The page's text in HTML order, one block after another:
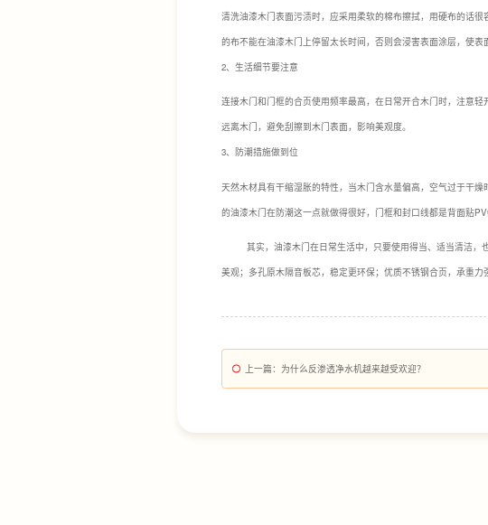
清洗油漆木门表面污渍时，应采用柔软的棉布擦拭，用硬布的话
的布不能在油漆木门上停留太长时间，否则会浸害表面涂层，使表
2、生活细节要注意
连接木门和门框的合页使用频率最高，在日常开合木门时，注意
远离木门，避免刮擦到木门表面，影响美观度。
3、防潮措施做到位
天然木材具有干缩湿胀的特性，当木门含水量偏高，空气过于干
的油漆木门在防潮这一点就做得很好，门框和封口线都是背面贴
其实，油漆木门在日常生活中，只要使用得当、适当清洁
美观；多孔原木隔音板芯，稳定更环保；优质不锈钢合页，承重力
上一篇：为什么反渗透净水机越来越受欢迎？